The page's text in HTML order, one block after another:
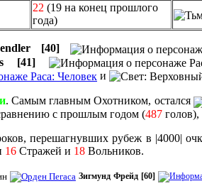
22 (19 на конец прошлого
года)
[40]
[41]
и
. Самым главным Охотником, остался
с прошлым годом (487
перешагнувших рубеж в |4000|
16 Стражей и 18 Вольников.
Зигмунд Фрейд [60]